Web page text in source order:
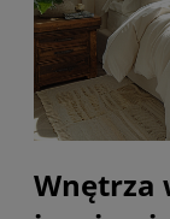
Wnętrza